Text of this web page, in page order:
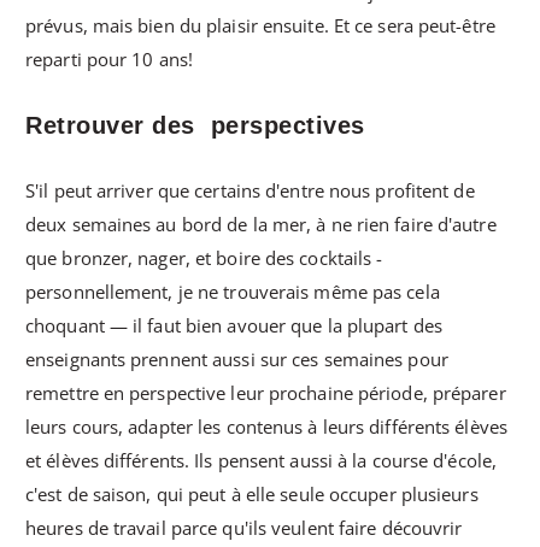
prévus, mais bien du plaisir ensuite. Et ce sera peut-être
reparti pour 10 ans!
Retrouver des perspectives
S'il peut arriver que certains d'entre nous profitent de
deux semaines au bord de la mer, à ne rien faire d'autre
que bronzer, nager, et boire des cocktails -
personnellement, je ne trouverais même pas cela
choquant — il faut bien avouer que la plupart des
enseignants prennent aussi sur ces semaines pour
remettre en perspective leur prochaine période, préparer
leurs cours, adapter les contenus à leurs différents élèves
et élèves différents. Ils pensent aussi à la course d'école,
c'est de saison, qui peut à elle seule occuper plusieurs
heures de travail parce qu'ils veulent faire découvrir